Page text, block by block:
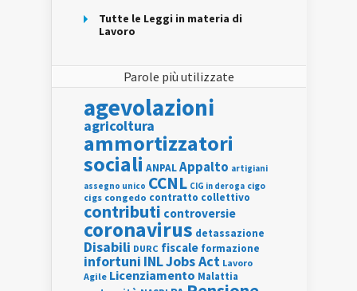
Tutte le Leggi in materia di
Lavoro
Parole più utilizzate
agevolazioni
agricoltura
ammortizzatori
sociali ANPALAppalto artigiani
assegno unico CCNL CIG in deroga cigo
cigs congedo contratto collettivo
contributi controversie
coronavirus detassazione
Disabili DURC fiscale formazione
infortuni INLJobs Act Lavoro
Agile Licenziamento Malattia